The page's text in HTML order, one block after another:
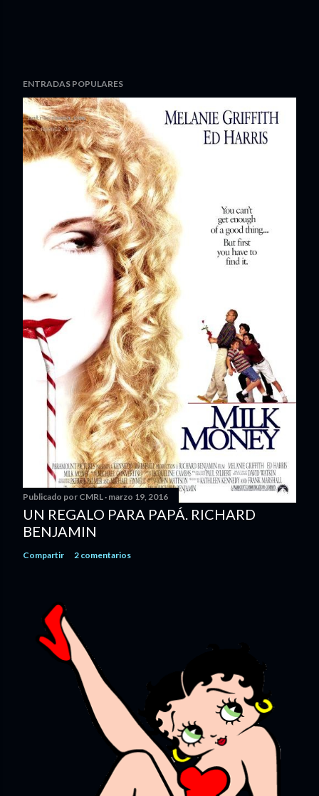
ENTRADAS POPULARES
Publicado por CMRL marzo 19, 2016
UN REGALO PARA PAPÁ. RICHARD
BENJAMIN
Compartir 2 comentarios